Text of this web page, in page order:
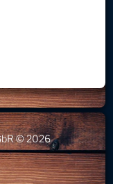
© 2026